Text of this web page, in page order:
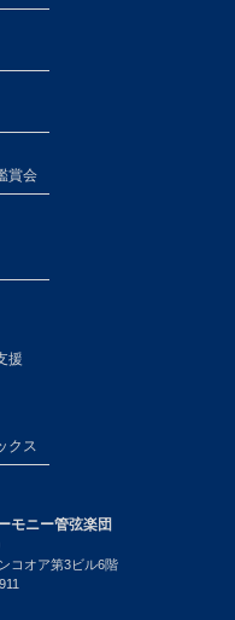
賞会
援
クス
モニー管弦楽団
コオア第3ビル6階